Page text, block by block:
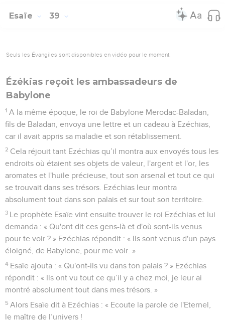
Esaïe 39
Seuls les Évangiles sont disponibles en vidéo pour le moment.
Ézékias reçoit les ambassadeurs de
Babylone
1 A la même époque, le roi de Babylone Merodac-Baladan,
fils de Baladan, envoya une lettre et un cadeau à Ezéchias,
car il avait appris sa maladie et son rétablissement.
2 Cela réjouit tant Ezéchias qu’il montra aux envoyés tous les
endroits où étaient ses objets de valeur, l'argent et l'or, les
aromates et l'huile précieuse, tout son arsenal et tout ce qui
se trouvait dans ses trésors. Ezéchias leur montra
absolument tout dans son palais et sur tout son territoire.
3 Le prophète Esaïe vint ensuite trouver le roi Ezéchias et lui
demanda : « Qu'ont dit ces gens-là et d'où sont-ils venus
pour te voir ? » Ezéchias répondit : « Ils sont venus d'un pays
éloigné, de Babylone, pour me voir. »
4 Esaïe ajouta : « Qu'ont-ils vu dans ton palais ? » Ezéchias
répondit : « Ils ont vu tout ce qu’il y a chez moi, je leur ai
montré absolument tout dans mes trésors. »
5 Alors Esaïe dit à Ezéchias : « Ecoute la parole de l'Eternel,
le maître de l’univers !